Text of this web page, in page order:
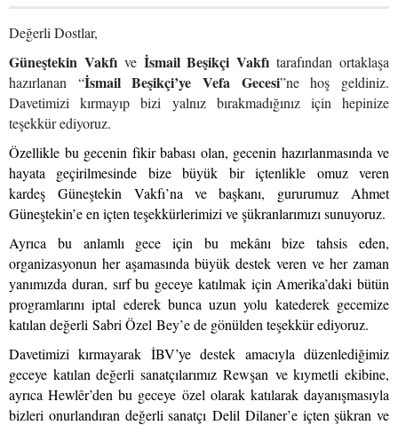
Değerli Dostlar,
Güneştekin Vakfıve İsmail Beşikçi Vakfı tarafından ortaklaşa
hazırlanan “İsmail Beşikçi’ye Vefa Gecesi”ne hoş geldiniz.
Davetimizi kırmayıp bizi yalnız bırakmadığınız için hepinize
teşekkür ediyoruz.
Özellikle bu gecenin fikir babası olan, gecenin hazırlanmasında ve
hayata geçirilmesinde bize büyük bir içtenlikle omuz veren
kardeş Güneştekin Vakfı’na ve başkanı, gururumuz Ahmet
Güneştekin’e en içten teşekkürlerimizi ve şükranlarımızı sunuyoruz.
Ayrıca bu anlamlı gece için bu mekânı bize tahsis eden,
organizasyonun her aşamasında büyük destek veren ve her zaman
yanımızda duran, sırf bu geceye katılmak için Amerika’daki bütün
programlarını iptal ederek bunca uzun yolu katederek gecemize
katılan değerli Sabri Özel Bey’e de gönülden teşekkür ediyoruz.
Davetimizi kırmayarak İBV’ye destek amacıyla düzenlediğimiz
geceye katılan değerli sanatçılarımız Rewşan ve kıymetli ekibine,
ayrıca Hewlêr’den bu geceye özel olarak katılarak dayanışmasıyla
bizleri onurlandıran değerli sanatçı Delil Dilaner’e içten şükran ve